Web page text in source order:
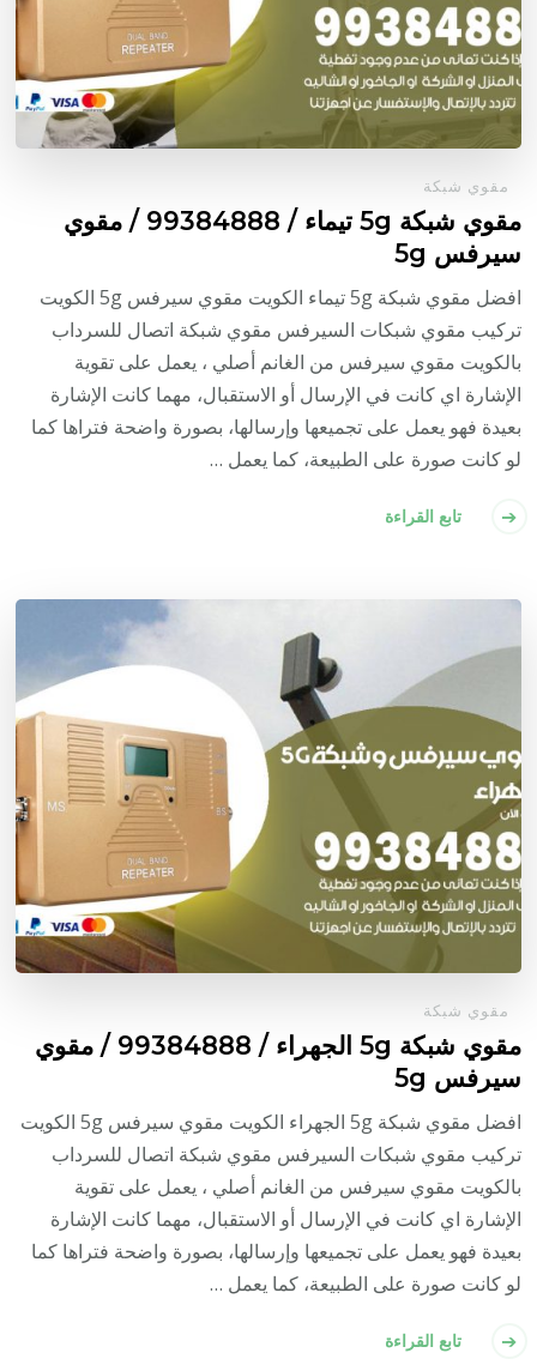
مقوي شبكة
مقوي شبكة 5g تيماء / 99384888 / مقوي
سيرفس 5g
افضل مقوي شبكة 5g تيماء الكويت مقوي سيرفس 5g الكويت
تركيب مقوي شبكات السيرفس مقوي شبكة اتصال للسرداب
بالكويت مقوي سيرفس من الغانم أصلي ، يعمل على تقوية
الإشارة اي كانت في الإرسال أو الاستقبال، مهما كانت الإشارة
بعيدة فهو يعمل على تجميعها وإرسالها، بصورة واضحة فتراها كما
لو كانت صورة على الطبيعة، كما يعمل …
تابع القراءة
مقوي شبكة
مقوي شبكة 5g الجهراء / 99384888 / مقوي
سيرفس 5g
افضل مقوي شبكة 5g الجهراء الكويت مقوي سيرفس 5g الكويت
تركيب مقوي شبكات السيرفس مقوي شبكة اتصال للسرداب
بالكويت مقوي سيرفس من الغانم أصلي ، يعمل على تقوية
الإشارة اي كانت في الإرسال أو الاستقبال، مهما كانت الإشارة
بعيدة فهو يعمل على تجميعها وإرسالها، بصورة واضحة فتراها كما
لو كانت صورة على الطبيعة، كما يعمل …
تابع القراءة